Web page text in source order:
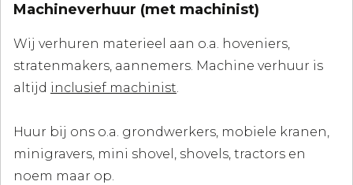
Machineverhuur (met machinist)
Wij verhuren materieel aan o.a. hoveniers,
stratenmakers, aannemers. Machine verhuur is
altijd inclusief machinist.
Huur bij ons o.a. grondwerkers, mobiele kranen,
minigravers, mini shovel, shovels, tractors en
noem maar op.